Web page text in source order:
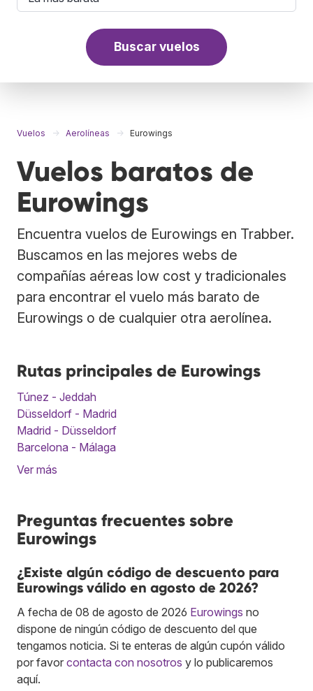
Buscar vuelos
Vuelos Aerolíneas Eurowings
Vuelos baratos de
Eurowings
Encuentra vuelos de Eurowings en Trabber.
Buscamos en las mejores webs de
compañías aéreas low cost y tradicionales
para encontrar el vuelo más barato de
Eurowings o de cualquier otra aerolínea.
Rutas principales de Eurowings
Túnez - Jeddah
Düsseldorf - Madrid
Madrid - Düsseldorf
Barcelona - Málaga
Ver más
Preguntas frecuentes sobre
Eurowings
¿Existe algún código de descuento para
Eurowings válido en agosto de 2026?
A fecha de 08 de agosto de 2026 Eurowings no
dispone de ningún código de descuento del que
tengamos noticia. Si te enteras de algún cupón válido
por favor contacta con nosotros y lo publicaremos
aquí.